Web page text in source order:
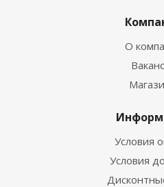
О
Условия
Условия